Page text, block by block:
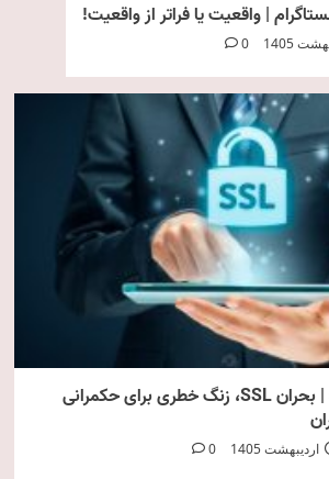
| واقعیت یا فراتر از واقعیت!
0
اعتبار گواهینامه ssl | بحران SSL، زنگ خطری برای حکمرانی
0